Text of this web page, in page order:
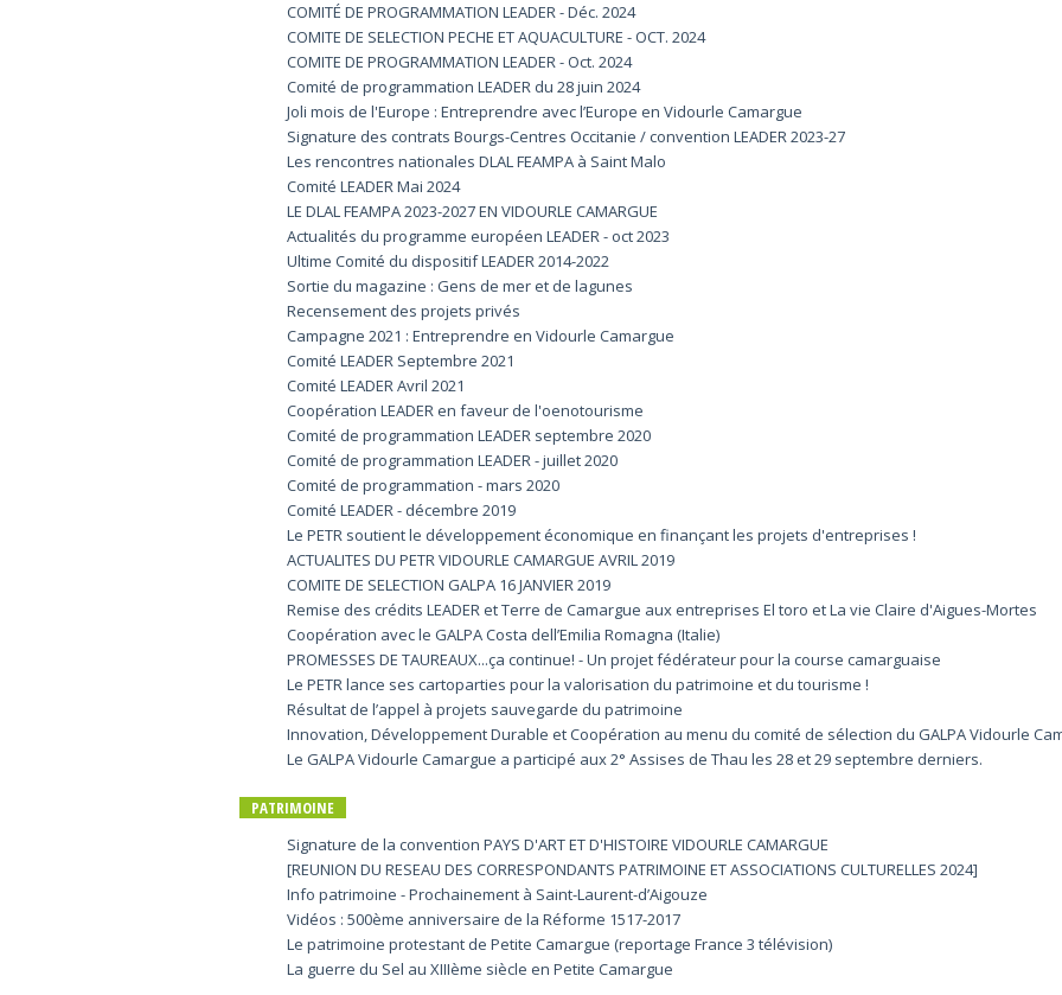
COMITÉ DE PROGRAMMATION LEADER - Déc. 2024
COMITE DE SELECTION PECHE ET AQUACULTURE - OCT. 2024
COMITE DE PROGRAMMATION LEADER - Oct. 2024
Comité de programmation LEADER du 28 juin 2024
Joli mois de l'Europe : Entreprendre avec l’Europe en Vidourle Camargue
Signature des contrats Bourgs-Centres Occitanie / convention LEADER 2023-27
Les rencontres nationales DLAL FEAMPA à Saint Malo
Comité LEADER Mai 2024
LE DLAL FEAMPA 2023-2027 EN VIDOURLE CAMARGUE
Actualités du programme européen LEADER - oct 2023
Ultime Comité du dispositif LEADER 2014-2022
Sortie du magazine : Gens de mer et de lagunes
Recensement des projets privés
Campagne 2021 : Entreprendre en Vidourle Camargue
Comité LEADER Septembre 2021
Comité LEADER Avril 2021
Coopération LEADER en faveur de l'oenotourisme
Comité de programmation LEADER septembre 2020
Comité de programmation LEADER - juillet 2020
Comité de programmation - mars 2020
Comité LEADER - décembre 2019
Le PETR soutient le développement économique en finançant les projets d'entreprises !
ACTUALITES DU PETR VIDOURLE CAMARGUE AVRIL 2019
COMITE DE SELECTION GALPA 16 JANVIER 2019
Remise des crédits LEADER et Terre de Camargue aux entreprises El toro et La vie Claire d'Aigues-Mortes
Coopération avec le GALPA Costa dell’Emilia Romagna (Italie)
PROMESSES DE TAUREAUX...ça continue! - Un projet fédérateur pour la course camarguaise
Le PETR lance ses cartoparties pour la valorisation du patrimoine et du tourisme !
Résultat de l’appel à projets sauvegarde du patrimoine
Innovation, Développement Durable et Coopération au menu du comité de sélection du GALPA Vidourle
Le GALPA Vidourle Camargue a participé aux 2° Assises de Thau les 28 et 29 septembre derniers.
PATRIMOINE
Signature de la convention PAYS D'ART ET D'HISTOIRE VIDOURLE CAMARGUE
[REUNION DU RESEAU DES CORRESPONDANTS PATRIMOINE ET ASSOCIATIONS CULTURELLES 2024]
Info patrimoine - Prochainement à Saint-Laurent-d’Aigouze
Vidéos : 500ème anniversaire de la Réforme 1517-2017
Le patrimoine protestant de Petite Camargue (reportage France 3 télévision)
La guerre du Sel au XIIIème siècle en Petite Camargue